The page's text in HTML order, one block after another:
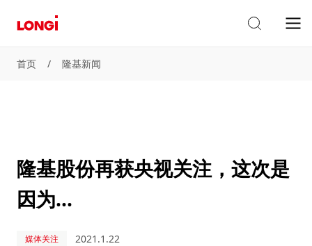
首页 / 隆基新闻
隆基股份再获央视关注，这次是
因为...
媒体关注 2021.1.22